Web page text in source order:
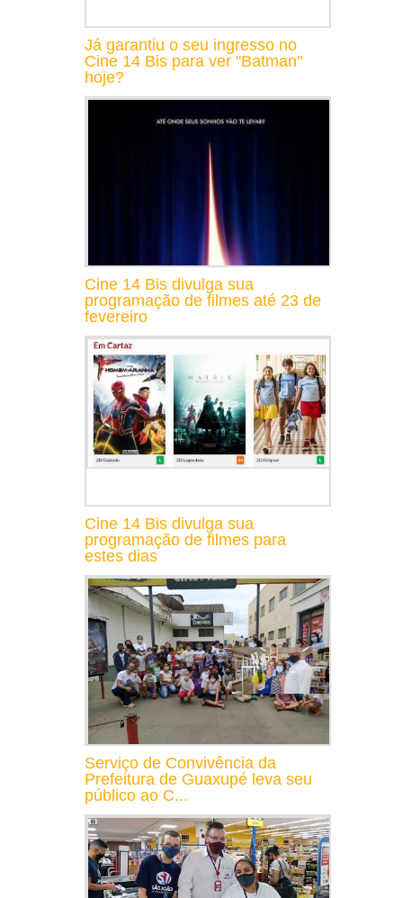
Já garantiu o seu ingresso no
Cine 14 Bis para ver "Batman"
hoje?
Cine 14 Bis divulga sua
programação de filmes até 23 de
fevereiro
Cine 14 Bis divulga sua
programação de filmes para
estes dias
Serviço de Convivência da
Prefeitura de Guaxupé leva seu
público ao C...